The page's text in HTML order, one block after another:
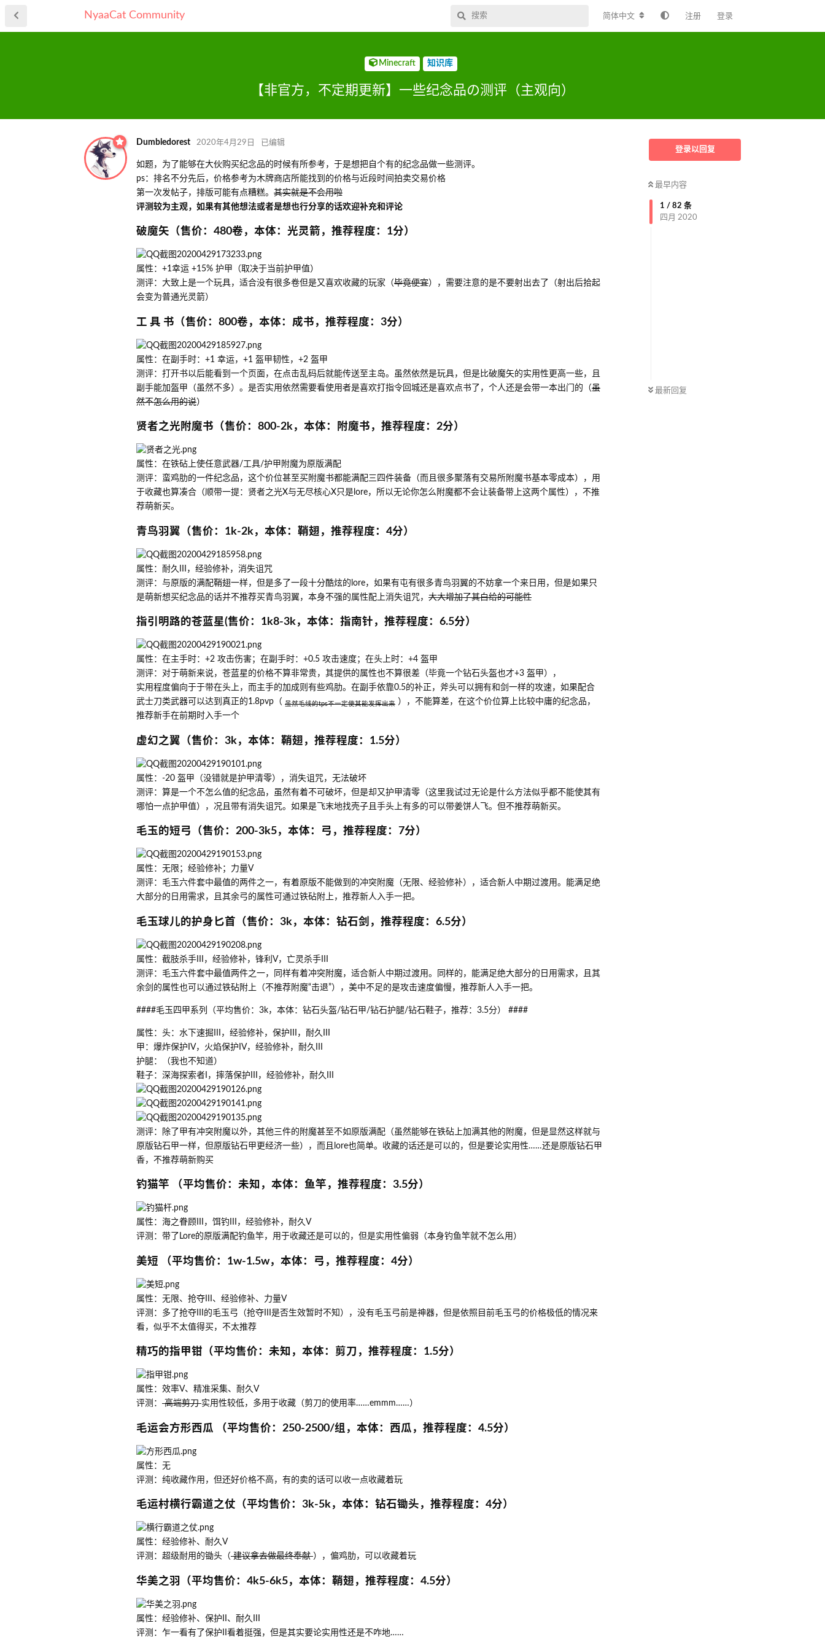
NyaaCat Community 简体中文 注册 登录
Minecraft 知识库
【非官方，不定期更新】一些纪念品の测评（主观向）
登录以回复
最早内容
1 / 82 条
四月 2020
最新回复
Dumbledorest 2020年4月29日 已编辑
如题，为了能够在大伙购买纪念品的时候有所参考，于是想把自个有的纪念品做一些测评。
ps：排名不分先后，价格参考为木牌商店所能找到的价格与近段时间拍卖交易价格
第一次发帖子，排版可能有点糟糕。 其实就是不会用啦
评测较为主观，如果有其他想法或者是想也行分享的话欢迎补充和评论
破魔矢（售价：480卷，本体：光灵箭，推荐程度：1分）
属性：+1幸运 +15% 护甲（取决于当前护甲值）
测评：大致上是一个玩具，适合没有很多卷但是又喜欢收藏的玩家（毕竟便宜），需要注意的是不要射出去了（射出后拾起
会变为普通光灵箭）
工 具 书（售价：800卷，本体：成书，推荐程度：3分）
属性：在副手时：+1 幸运，+1 盔甲韧性，+2 盔甲
测评：打开书以后能看到一个页面，在点击乱码后就能传送至主岛。虽然依然是玩具，但是比破魔矢的实用性更高一些，且
副手能加盔甲（虽然不多）。是否实用依然需要看使用者是喜欢打指令回城还是喜欢点书了，个人还是会带一本出门的（虽
然不怎么用的说）
贤者之光附魔书（售价：800-2k，本体：附魔书，推荐程度：2分）
属性：在铁砧上使任意武器/工具/护甲附魔为原版满配
测评：蛮鸡肋的一件纪念品，这个价位甚至买附魔书都能满配三四件装备（而且很多聚落有交易所附魔书基本零成本），用
于收藏也算凑合（顺带一提：贤者之光X与无尽核心X只是lore，所以无论你怎么附魔都不会让装备带上这两个属性），不推
荐萌新买。
青鸟羽翼（售价：1k-2k，本体：鞘翅，推荐程度：4分）
属性：耐久III，经验修补，消失诅咒
测评：与原版的满配鞘翅一样，但是多了一段十分酷炫的lore，如果有屯有很多青鸟羽翼的不妨拿一个来日用，但是如果只
是萌新想买纪念品的话并不推荐买青鸟羽翼，本身不强的属性配上消失诅咒， 大大增加了其白给的可能性
指引明路的苍蓝星(售价：1k8-3k，本体：指南针，推荐程度：6.5分）
属性：在主手时：+2 攻击伤害；在副手时：+0.5 攻击速度；在头上时：+4 盔甲
测评：对于萌新来说，苍蓝星的价格不算非常贵，其提供的属性也不算很差（毕竟一个钻石头盔也才+3 盔甲），
实用程度偏向于于带在头上，而主手的加成则有些鸡肋。在副手依靠0.5的补正，斧头可以拥有和剑一样的攻速，如果配合
武士刀类武器可以达到真正的1.8pvp（ 虽然毛线的tps不一定使其能发挥出来 ），不能算差，在这个价位算上比较中庸的纪念品，
推荐新手在前期时入手一个
虚幻之翼（售价：3k，本体：鞘翅，推荐程度：1.5分）
属性：-20 盔甲（没错就是护甲清零），消失诅咒，无法破坏
测评：算是一个不怎么值的纪念品，虽然有着不可破坏，但是却又护甲清零（这里我试过无论是什么方法似乎都不能使其有
哪怕一点护甲值），况且带有消失诅咒。如果是飞末地找壳子且手头上有多的可以带姜饼人飞。但不推荐萌新买。
毛玉的短弓（售价：200-3k5，本体：弓，推荐程度：7分）
属性：无限；经验修补；力量V
测评：毛玉六件套中最值的两件之一，有着原版不能做到的冲突附魔（无限、经验修补），适合新人中期过渡用。能满足绝
大部分的日用需求，且其余弓的属性可通过铁砧附上，推荐新人入手一把。
毛玉球儿的护身匕首（售价：3k，本体：钻石剑，推荐程度：6.5分）
属性：截肢杀手III，经验修补，锋利V，亡灵杀手III
测评：毛玉六件套中最值两件之一，同样有着冲突附魔，适合新人中期过渡用。同样的，能满足绝大部分的日用需求，且其
余剑的属性也可以通过铁砧附上（不推荐附魔“击退”），美中不足的是攻击速度偏慢，推荐新人入手一把。
####毛玉四甲系列（平均售价：3k，本体：钻石头盔/钻石甲/钻石护腿/钻石鞋子，推荐：3.5分） ####
属性：头：水下速掘III，经验修补，保护III，耐久III
甲：爆炸保护IV，火焰保护IV，经验修补，耐久III
护腿：（我也不知道）
鞋子：深海探索者I，摔落保护III，经验修补，耐久III
测评：除了甲有冲突附魔以外，其他三件的附魔甚至不如原版满配（虽然能够在铁砧上加满其他的附魔，但是显然这样就与
原版钻石甲一样，但原版钻石甲更经济一些），而且lore也简单。收藏的话还是可以的，但是要论实用性……还是原版钻石甲
香，不推荐萌新购买
钓猫竿 （平均售价：未知，本体：鱼竿，推荐程度：3.5分）
属性：海之眷顾III，饵钓III，经验修补，耐久V
评测：带了Lore的原版满配钓鱼竿，用于收藏还是可以的，但是实用性偏弱（本身钓鱼竿就不怎么用）
美短 （平均售价：1w-1.5w，本体：弓，推荐程度：4分）
属性：无限、抢夺III、经验修补、力量V
评测：多了抢夺III的毛玉弓（抢夺III是否生效暂时不知），没有毛玉弓前是神器，但是依照目前毛玉弓的价格极低的情况来
看，似乎不太值得买，不太推荐
精巧的指甲钳（平均售价：未知，本体：剪刀，推荐程度：1.5分）
属性：效率V、精准采集、耐久V
评测： 高端剪刀实用性较低，多用于收藏（剪刀的使用率……emmm……）
毛运会方形西瓜 （平均售价：250-2500/组，本体：西瓜，推荐程度：4.5分）
属性：无
评测：纯收藏作用，但还好价格不高，有的卖的话可以收一点收藏着玩
毛运村横行霸道之仗（平均售价：3k-5k，本体：钻石锄头，推荐程度：4分）
属性：经验修补、耐久V
评测：超级耐用的锄头（建议拿去做最终奉献），偏鸡肋，可以收藏着玩
华美之羽（平均售价：4k5-6k5，本体：鞘翅，推荐程度：4.5分）
属性：经验修补、保护II、耐久III
评测：乍一看有了保护II看着挺强，但是其实要论实用性还是不咋地……